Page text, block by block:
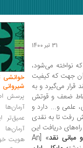
31 تیر 1400
نواخته می‌شود،
آن جهت که کیفیت
می‌گیرد و به
ضعف و قوتش
علمی و... دارد و
رفت تا به نقدی
دریافت این
مبانی نقد
» [An
خوانشی
شیروانی
پرسش
هویت